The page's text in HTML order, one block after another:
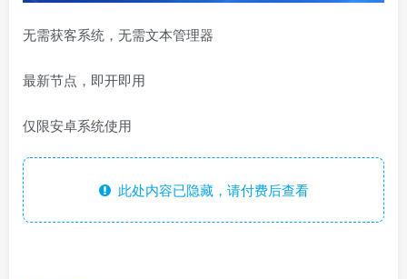
无需获客系统，无需文本管理器
最新节点，即开即用
仅限安卓系统使用
此处内容已隐藏，请付费后查看